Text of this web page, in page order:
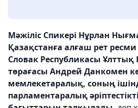
Мәжіліс Спикері Нұрлан
Қазақстанға алғаш рет
Словак Республикасы Ұлттық
төрағасы Андрей Данкомен
мемлекетаралық, соның
парламентаралық